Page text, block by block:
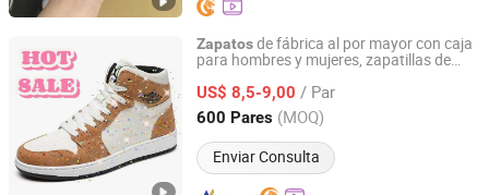
Zapatosde fábrica al por mayor con caja
para hombres y mujeres, zapatillas de
deportes, calzado para correr al aire libre,
logo personalizado
US$ 8,5-9,00 / Par
600 Pares (MOQ)
Enviar Consulta
FUJIAN JOLLY SPORTS LIMITED
Fujian, China Desde 2016